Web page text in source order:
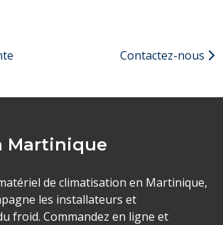
Contactez-nous
Martinique
de climatisation en Martinique,
les installateurs et
froid. Commandez en ligne et